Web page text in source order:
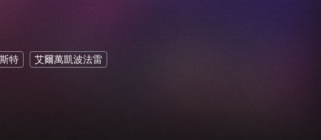
特 艾爾萬凱波法雷